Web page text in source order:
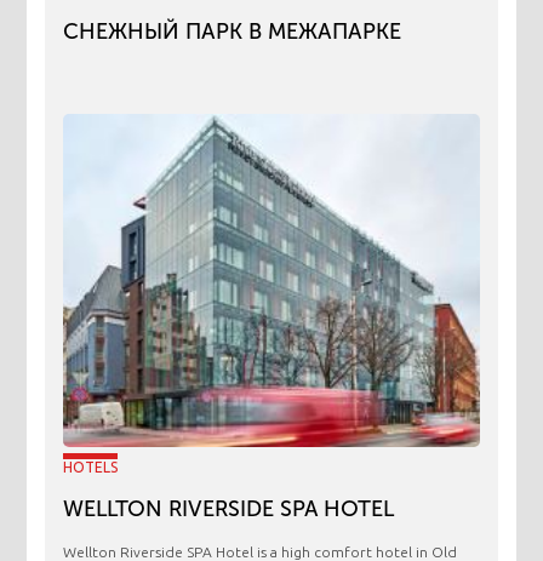
СНЕЖНЫЙ ПАРК В МЕЖАПАРКЕ
HOTELS
WELLTON RIVERSIDE SPA HOTEL
Wellton Riverside SPA Hotel is a high comfort hotel in Old